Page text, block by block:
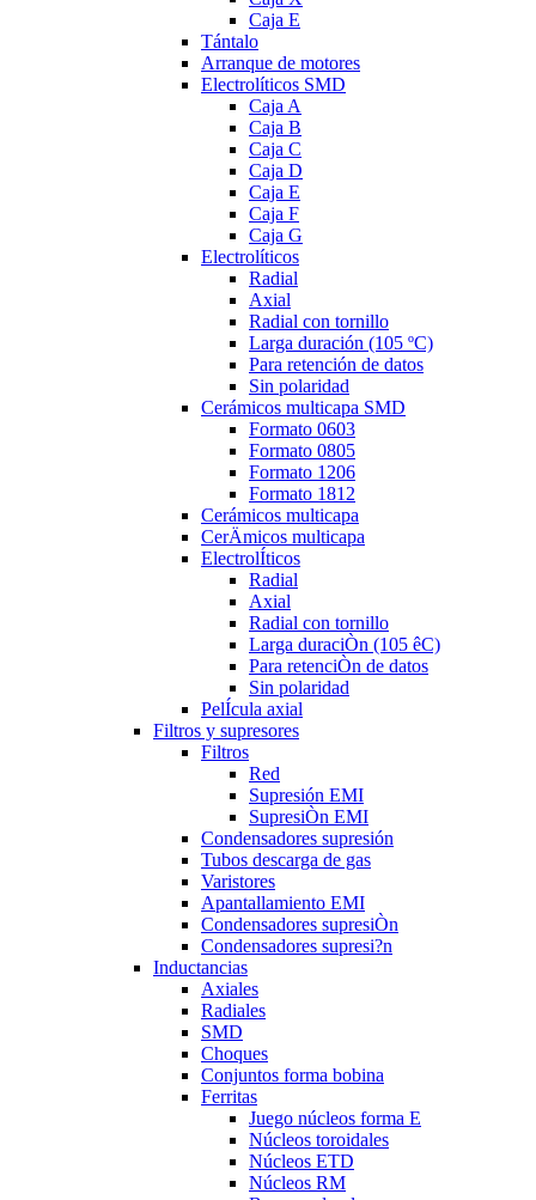
Caja E
Tántalo
Arranque de motores
Electrolíticos SMD
Caja A
Caja B
Caja C
Caja D
Caja E
Caja F
Caja G
Electrolíticos
Radial
Axial
Radial con tornillo
Larga duración (105 ºC)
Para retención de datos
Sin polaridad
Cerámicos multicapa SMD
Formato 0603
Formato 0805
Formato 1206
Formato 1812
Cerámicos multicapa
CerÄmicos multicapa
ElectrolÍticos
Radial
Axial
Radial con tornillo
Larga duraciÒn (105 êC)
Para retenciÒn de datos
Sin polaridad
PelÍcula axial
Filtros y supresores
Filtros
Red
Supresión EMI
SupresiÒn EMI
Condensadores supresión
Tubos descarga de gas
Varistores
Apantallamiento EMI
Condensadores supresiÒn
Condensadores supresi?n
Inductancias
Axiales
Radiales
SMD
Choques
Conjuntos forma bobina
Ferritas
Juego núcleos forma E
Núcleos toroidales
Núcleos ETD
Núcleos RM